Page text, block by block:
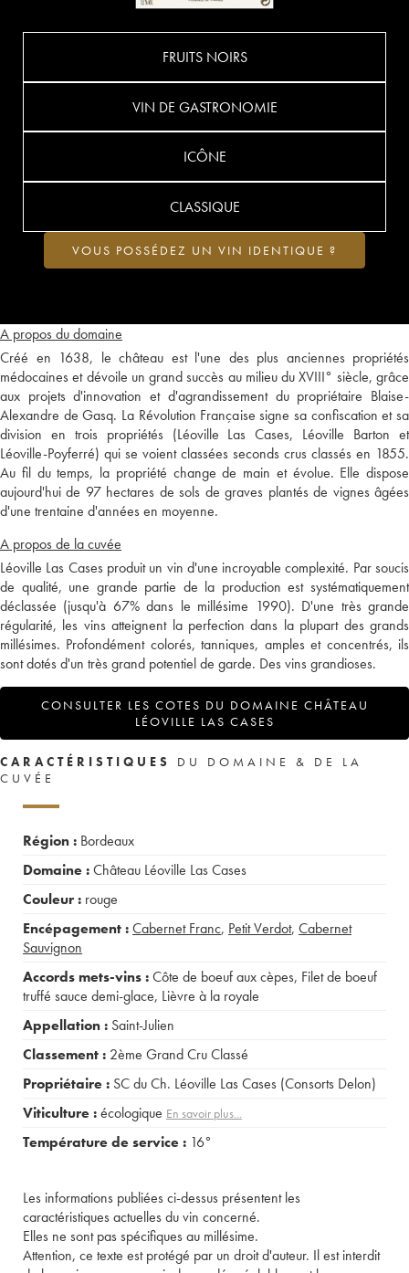
A propos du domaine
Créé en 1638, le château est l'une des plus anciennes propriétés
médocaines et dévoile un grand succès au milieu du XVIII° siècle, grâce
aux projets d'innovation et d'agrandissement du propriétaire Blaise-
Alexandre de Gasq. La Révolution Française signe sa confiscation et sa
division en trois propriétés (Léoville Las Cases, Léoville Barton et
Léoville-Poyferré) qui se voient classées seconds crus classés en 1855.
Au fil du temps, la propriété change de main et évolue. Elle dispose
aujourd'hui de 97 hectares de sols de graves plantés de vignes âgées
d'une trentaine d'années en moyenne.
A propos de la cuvée
Léoville Las Cases produit un vin d'une incroyable complexité. Par soucis
de qualité, une grande partie de la production est systématiquement
déclassée (jusqu'à 67% dans le millésime 1990). D'une très grande
régularité, les vins atteignent la perfection dans la plupart des grands
millésimes. Profondément colorés, tanniques, amples et concentrés, ils
sont dotés d'un très grand potentiel de garde. Des vins grandioses.
CONSULTER LES COTES DU DOMAINE CHÂTEAU
LÉOVILLE LAS CASES
FRUITS NOIRS
VIN DE GASTRONOMIE
ICÔNE
CLASSIQUE
VOUS POSSÉDEZ UN VIN IDENTIQUE ?
CARACTÉRISTIQUES
DU DOMAINE & DE LA
CUVÉE
Région : Bordeaux
Domaine :Château Léoville Las Cases
Couleur : rouge
Encépagement :Cabernet Franc, Petit Verdot, Cabernet
Sauvignon
Accords mets-vins :Côte de boeuf aux cèpes, Filet de boeuf
truffé sauce demi-glace, Lièvre à la royale
Appellation : Saint-Julien
Classement : 2ème Grand Cru Classé
Propriétaire : SC du Ch. Léoville Las Cases (Consorts Delon)
Viticulture :écologique En savoir plus...
Température de service : 16°
Les informations publiées ci-dessus présentent les
caractéristiques actuelles du vin concerné.
Elles ne sont pas spécifiques au millésime.
Attention, ce texte est protégé par un droit d'auteur. Il est interdit